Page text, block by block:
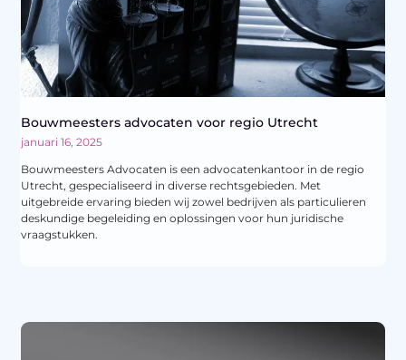
Bouwmeesters advocaten voor regio Utrecht
januari 16, 2025
Bouwmeesters Advocaten is een advocatenkantoor in de regio
Utrecht, gespecialiseerd in diverse rechtsgebieden. Met
uitgebreide ervaring bieden wij zowel bedrijven als particulieren
deskundige begeleiding en oplossingen voor hun juridische
vraagstukken.